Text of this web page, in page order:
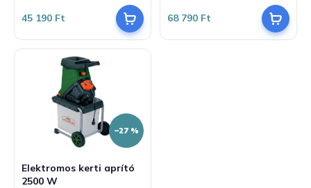
e
5-
5,0
45 190 Ft 68 790 Ft
–27 %
Elektromos kerti aprító
2500 W